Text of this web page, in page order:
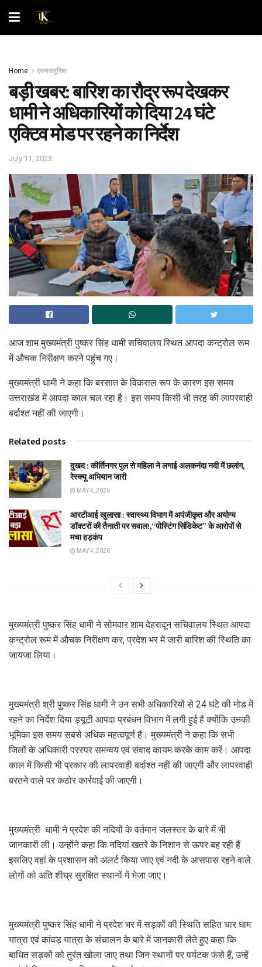
Home एक्सक्लूसिव
बड़ी खबर: बारिश का रौद्र रूप देखकर
धामी ने अधिकारियों को दिया 24 घंटे
एक्टिव मोड पर रहने का निर्देश
July 11, 2023
आज शाम मुख्यमंत्री पुष्कर सिंह धामी सचिवालय स्थित आपदा कन्ट्रोल रूम
में औचक निरीक्षण करने पहुंच गए।
मुख्यमंत्री धामी ने कहा कि बरसात के विकराल रूप के कारण इस समय
उत्तराखंड में आपदा काल चल रहा है। इस समय किसी भी तरह की लापरवाही
बर्दाश्त नहीं की जाएगी।
Related posts
दुखद : कीर्तिनगर पुल से महिला ने लगाई अलकनंदा नदी में छलांग,
रेस्क्यू अभियान जारी
MAY 4, 2026
आरटीआई खुलासा : स्वास्थ्य विभाग में अपंजीकृत और अयोग्य
डॉक्टरों की तैनाती पर सवाल!,“पोस्टिंग सिंडिकेट” के आरोपों से
मचा हड़कंप
MAY 4, 2026
मुख्यमंत्री पुष्कर सिंह धामी ने सोमवार शाम देहरादून सचिवालय स्थित आपदा
कन्ट्रोल रूम में औचक निरीक्षण कर, प्रदेश भर में जारी बारिश की स्थिति का
जायजा लिया।
मुख्यमंत्री श्री पुष्कर सिंह धामी ने उन सभी अधिकारियों से 24 घंटे की मोड में
रहने का निर्देश दिया ड्यूटी आपदा प्रबंधन विभाग में लगी हुई है क्योंकि उनकी
भूमिका इस समय सबसे अधिक महत्वपूर्ण है। मुख्यमंत्री ने कहा कि सभी
जिलों के अधिकारी परस्पर समन्वय एवं संवाद कायम करके काम करें। आपदा
काल में किसी भी प्रकार की लापरवाही बर्दाश्त नहीं की जाएगी और लापरवाही
बरतने वाले पर कठोर कार्रवाई की जाएगी।
मुख्यमंत्री धामी ने प्रदेश की नदियों के वर्तमान जलस्तर के बारे में भी
जानकारी ली। उन्होंने कहा कि नदियां खतरे के निशान से ऊपर बह रही हैं
इसलिए वहां के प्रशासन को अलर्ट किया जाए एवं नदी के आसपास रहने वाले
लोगों को अति शीघ्र सुरक्षित स्थानों में भेजा जाए।
मुख्यमंत्री पुष्कर सिंह धामी ने प्रदेश भर में सड़कों की स्थिति सहित चार धाम
यात्रा एवं कांवड़ यात्रा के संचालन के बारे में जानकारी लेते हुए कहा कि
बाधित सड़कों को तुरंत खोला जाए तथा जिन स्थानों पर पर्यटक फंसे हैं, उन्हें